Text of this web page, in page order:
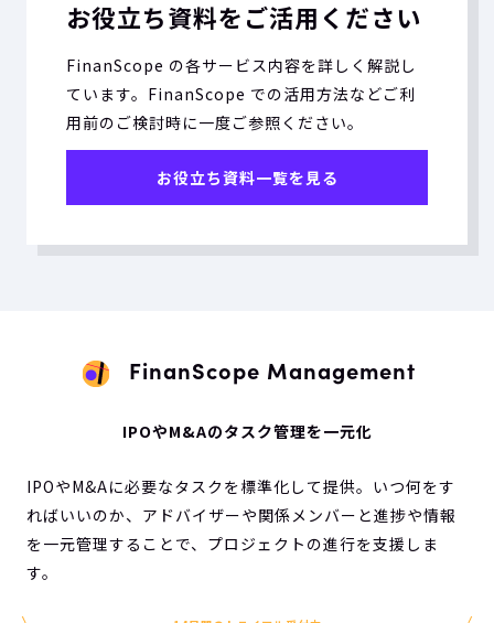
お役立ち資料をご活用ください
FinanScope の各サービス内容を詳しく解説し
ています。FinanScope での活用方法などご利
用前のご検討時に一度ご参照ください。
お役立ち資料一覧を見る
FinanScope Management
IPOやM&Aのタスク管理を一元化
IPOやM&Aに必要なタスクを標準化して提供。いつ何をす
ればいいのか、アドバイザーや関係メンバーと進捗や情報
を一元管理することで、プロジェクトの進行を支援しま
す。